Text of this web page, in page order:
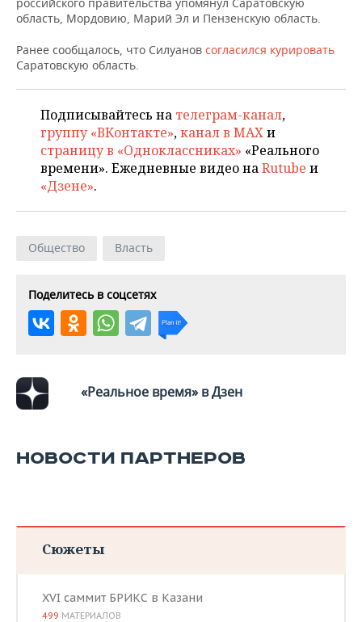
ВОЛЕЙБОЛ
КИБЕРСПОРТ
ВОДНЫЕ ВИДЫ СПОРТА
ХОККЕЙ С МЯЧОМ
ИСТОРИЯ
КУЛЬТУРА
ОБРАЗОВАНИЕ
ПРОИСШЕСТВИЯ
СПИСОК ПЕРСОН
СПИСОК КОМПАНИЙ
ПОЛНАЯ ВЕРСИЯ
область, Мордовию, Марий Эл и Пензенскую область.
Ранее сообщалось, что Силуанов согласился курировать
Саратовскую область.
Подписывайтесь на телеграм-канал,
группу «ВКонтакте»,канал в MAXи
страницу в «Одноклассниках» «Реального
времени». Ежедневные видео наRutube и
«Дзене».
Общество Власть
Поделитесь в соцсетях
«Реальное время» в Дзен
НОВОСТИ ПАРТНЕРОВ
Сюжеты
XVI саммит БРИКС в Казани
499 МАТЕРИАЛОВ